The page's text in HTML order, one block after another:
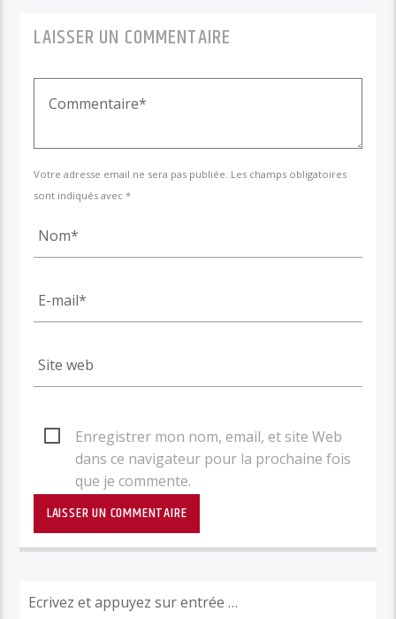
LAISSER UN COMMENTAIRE
Votre adresse email ne sera pas publiée. Les champs obligatoires
sont indiqués avec *
Enregistrer mon nom, email, et site Web
dans ce navigateur pour la prochaine fois
que je commente.